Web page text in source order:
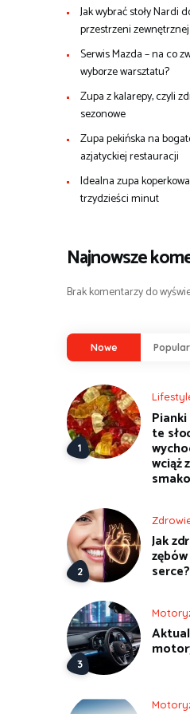
Jak wybrać stoły Nardi
przestrzeni zewnętrznej
Serwis Mazda – na co
wyborze warsztatu?
Zupa z kalarepy, czyli
sezonowe
Zupa pekińska na
azjatyckiej restauracji
Idealna zupa
trzydzieści minut
Najnowsze
Brak komentarzy do
Nowe
te
wciąż
Jak
serce?